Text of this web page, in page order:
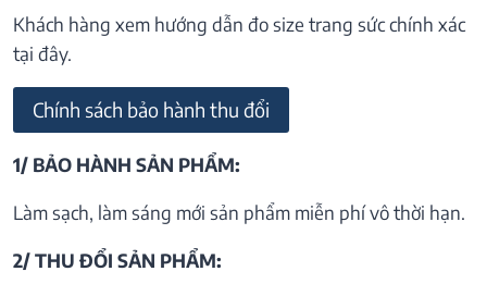
Khách hàng xem hướng dẫn đo size trang sức chính xác
tại đây.
Chính sách bảo hành thu đổi
1/ BẢO HÀNH SẢN PHẨM:
Làm sạch, làm sáng mới sản phẩm miễn phí vô thời hạn.
2/ THU ĐỔI SẢN PHẨM: